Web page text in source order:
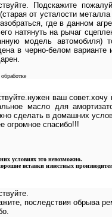
Подскажите
от усталости
где в данном
натянуть на рычаг
модель автомобиля)
в черно-белом
ваш
масло для
сделать в домашних
огромное спасибо!!!
условиях это невозможно.
вставки известных
последствия обрыва